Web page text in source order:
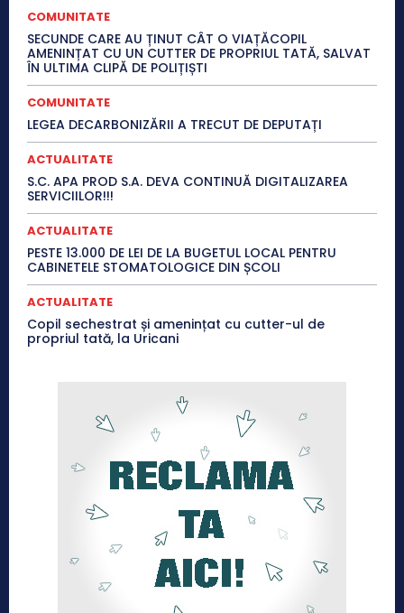
COMUNITATE
SECUNDE CARE AU ȚINUT CÂT O VIAȚĂCOPIL
AMENINȚAT CU UN CUTTER DE PROPRIUL TATĂ, SALVAT
ÎN ULTIMA CLIPĂ DE POLIȚIȘTI
COMUNITATE
LEGEA DECARBONIZĂRII A TRECUT DE DEPUTAȚI
ACTUALITATE
S.C. APA PROD S.A. DEVA CONTINUĂ DIGITALIZAREA
SERVICIILOR!!!
ACTUALITATE
PESTE 13.000 DE LEI DE LA BUGETUL LOCAL PENTRU
CABINETELE STOMATOLOGICE DIN ȘCOLI
ACTUALITATE
Copil sechestrat și amenințat cu cutter-ul de
propriul tată, la Uricani